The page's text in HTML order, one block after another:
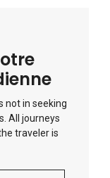
not in seeking
All journeys
traveler is